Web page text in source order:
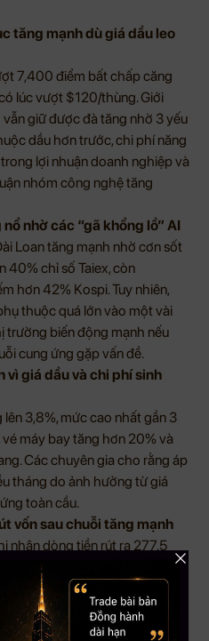
tăng mạnh dù giá dầu leo
7,400 điểm bất chấp căng
lúc vượt $120/thùng. Giới
giữ được đà tăng nhờ 3 yếu
dầu hơn trước, chi phí năng
lợi nhuận doanh nghiệp và
nhóm công nghệ tăng
nhờ các “gã khổng lồ” AI
Loan tăng mạnh nhờ cơn sốt
40% chỉ số Taiex, còn
hơn 42% Kospi. Tuy nhiên,
thuộc quá lớn vào một vài
trường biến động mạnh nếu
cung ứng gặp vấn đề.
vì giá dầu và chi phí sinh
3,8%, mức cao nhất gần 3
máy bay tăng hơn 20% và
Các chuyên gia cho rằng áp
tháng do ảnh hưởng từ giá
toàn cầu.
vốn sau chuỗi tăng mạnh
nhận dòng tiền rút ra 277,5
1,7 tỷ USD. Diễn biến xảy ra khi
với biến động mạnh trong
của Morgan Stanley vẫn
có ngày nào bị rút vốn kể từ